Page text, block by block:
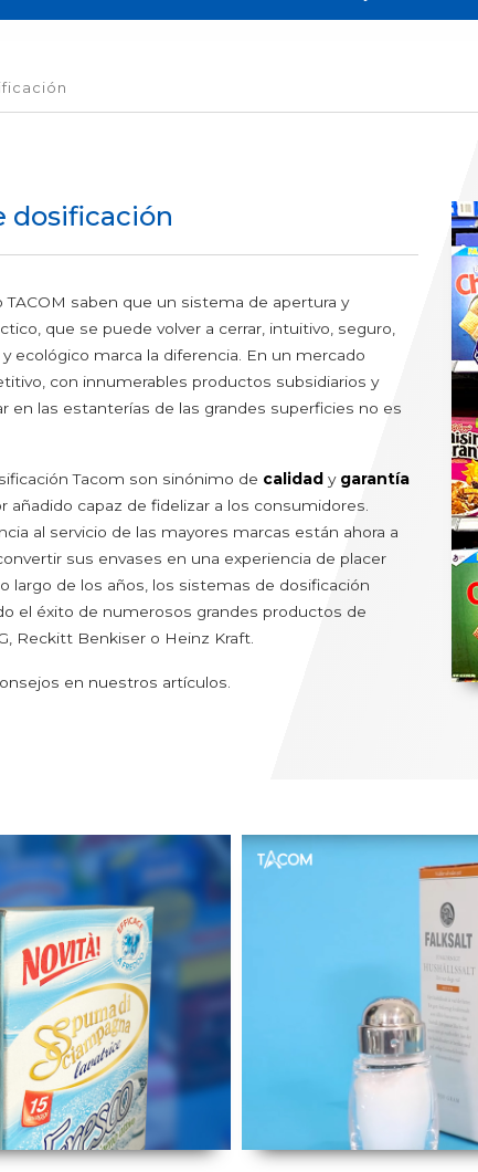
Semillas y legumbres
Condimentos congelados
Condimentos y especias
dosificación
TACOM saben que un sistema de apertura y
que se puede volver a cerrar, intuitivo, seguro,
ecológico marca la diferencia. En un mercado
con innumerables productos subsidiarios y
en las estanterías de las grandes superficies no es
Tacom son sinónimo de calidad y garantía
añadido capaz de fidelizar a los consumidores.
al servicio de las mayores marcas están ahora a
sus envases en una experiencia de placer
largo de los años, los sistemas de dosificación
el éxito de numerosos grandes productos de
Reckitt Benkiser o Heinz Kraft.
en nuestros artículos.